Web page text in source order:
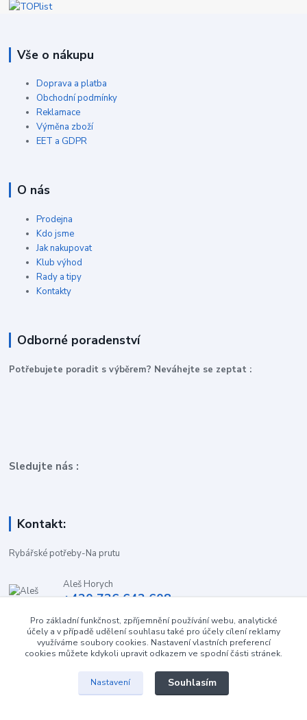
Vše o nákupu
Doprava a platba
Obchodní podmínky
Reklamace
Výměna zboží
EET a GDPR
O nás
Prodejna
Kdo jsme
Jak nakupovat
Klub výhod
Rady a tipy
Kontakty
Odborné poradenství
Potřebujete poradit s výběrem? Neváhejte se zeptat :
Sledujte nás :
Kontakt:
Rybářské potřeby-Na prutu
Aleš Horych
+420 736 642 608
obchod-naprutu@seznam.cz
Pro základní funkčnost, zpříjemnění používání webu, analytické
účely a v případě udělení souhlasu také pro účely cílení reklamy
využíváme soubory cookies. Nastavení vlastních preferencí
cookies můžete kdykoli upravit odkazem ve spodní části stránek.
Nastavení Souhlasím